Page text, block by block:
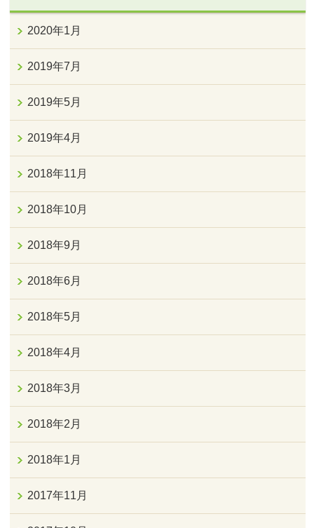
2020年1月
2019年7月
2019年5月
2019年4月
2018年11月
2018年10月
2018年9月
2018年6月
2018年5月
2018年4月
2018年3月
2018年2月
2018年1月
2017年11月